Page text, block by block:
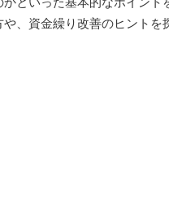
、資金繰り改善のヒントを